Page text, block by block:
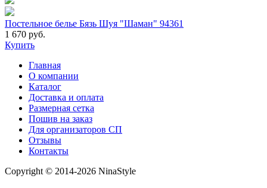
Постельное белье Бязь Шуя "Шаман" 94361
1 670 руб.
Купить
Главная
О компании
Каталог
Доставка и оплата
Размерная сетка
Пошив на заказ
Для организаторов СП
Отзывы
Контакты
Copyright © 2014-2026 NinaStyle